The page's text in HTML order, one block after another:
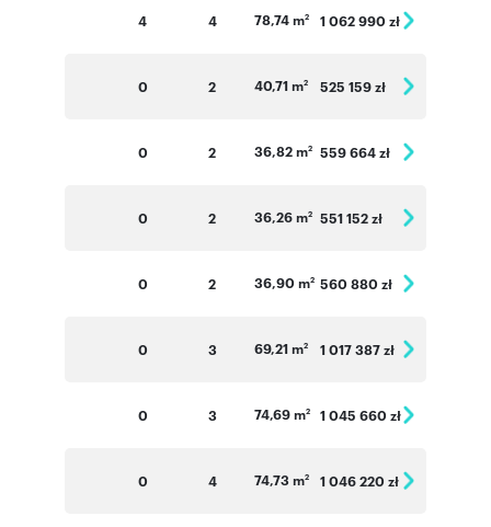
4 4 78,74 m2 1 062 990 zł
0 2 40,71 m2 525 159 zł
0 2 36,82 m2 559 664 zł
0 2 36,26 m2 551 152 zł
0 2 36,90 m2 560 880 zł
0 3 69,21 m2 1 017 387 zł
0 3 74,69 m2 1 045 660 zł
0 4 74,73 m2 1 046 220 zł